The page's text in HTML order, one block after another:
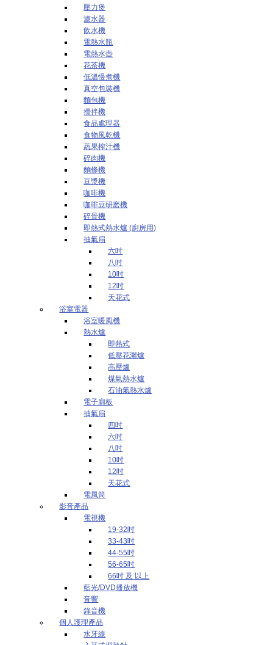
壓力煲
濾水器
飲水機
電熱水瓶
電熱水壺
花茶機
低溫慢煮機
真空包裝機
麵包機
攪拌機
食品處理器
食物風乾機
蔬果榨汁機
碎肉機
麵條機
豆漿機
咖啡機
咖啡豆研磨機
碎骨機
即熱式熱水爐 (廚房用)
抽氣扇
六吋
八吋
10吋
12吋
天花式
浴室電器
浴室暖風機
熱水爐
即熱式
低壓花灑爐
高壓爐
煤氣熱水爐
石油氣熱水爐
電子廁板
抽氣扇
四吋
六吋
八吋
10吋
12吋
天花式
電風筒
影音產品
電視機
19-32吋
33-43吋
44-55吋
56-65吋
66吋 及 以上
藍光/DVD播放機
音響
錄音機
個人護理產品
水牙線